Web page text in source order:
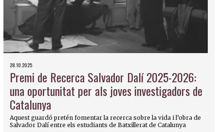
28.10.2025
Premi de Recerca Salvador Dalí 2025-2026:
una oportunitat per als joves investigadors de
Catalunya
Aquest guardó pretén fomentar la recerca sobre la vida i l’obra de
Salvador Dalí entre els estudiants de Batxillerat de Catalunya